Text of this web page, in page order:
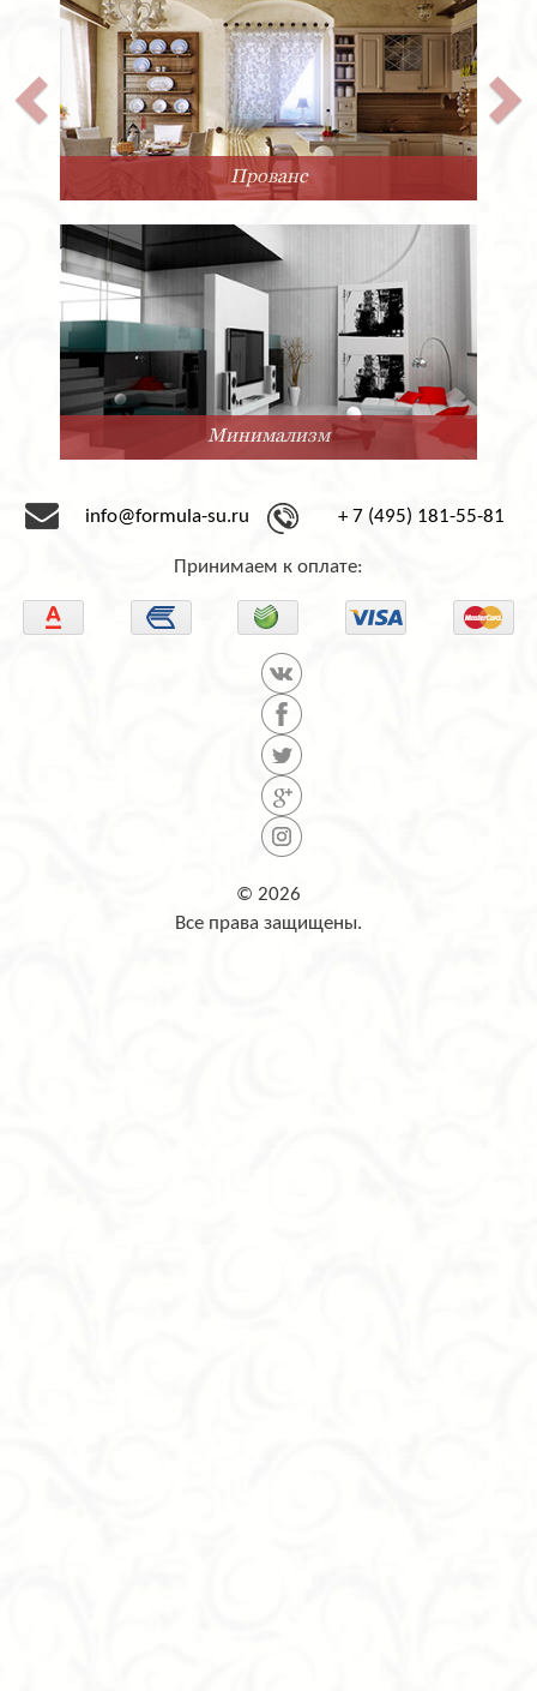
Прованс
Минимализм
info@formula-su.ru + 7 (495) 181-55-81
Принимаем к оплате:
© 2026
Все права защищены.